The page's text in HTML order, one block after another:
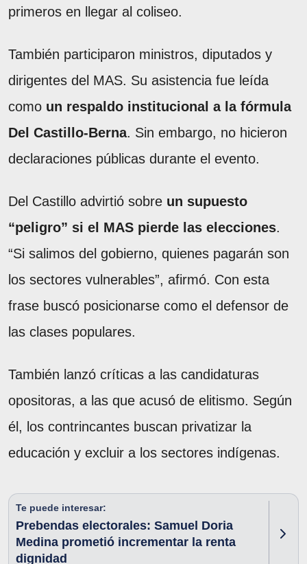
primeros en llegar al coliseo.
También participaron ministros, diputados y
dirigentes del MAS. Su asistencia fue leída
como un respaldo institucional a la fórmula
Del Castillo-Berna. Sin embargo, no hicieron
declaraciones públicas durante el evento.
Del Castillo advirtió sobre un supuesto
“peligro” si el MAS pierde las elecciones.
“Si salimos del gobierno, quienes pagarán son
los sectores vulnerables”, afirmó. Con esta
frase buscó posicionarse como el defensor de
las clases populares.
También lanzó críticas a las candidaturas
opositoras, a las que acusó de elitismo. Según
él, los contrincantes buscan privatizar la
educación y excluir a los sectores indígenas.
Te puede interesar:
Prebendas electorales: Samuel Doria
Medina prometió incrementar la renta
dignidad